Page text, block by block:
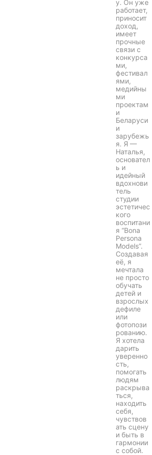
у. Он уже
работает,
приносит
доход,
имеет
прочные
связи с
конкурса
ми,
фестивал
ями,
медийны
ми
проектам
и
Беларуси
и
зарубежь
я. Я —
Наталья,
основател
ь и
идейный
вдохнови
тель
студии
эстетичес
кого
воспитани
я “Bona
Persona
Models”.
Создавая
её, я
мечтала
не просто
обучать
детей и
взрослых
дефиле
или
фотопози
рованию.
Я хотела
дарить
уверенно
сть,
помогать
людям
раскрыва
ться,
находить
себя,
чувствов
ать сцену
и быть в
гармонии
с собой.